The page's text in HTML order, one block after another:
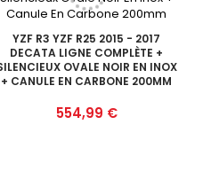
YZF R3 YZF R25 2015 - 2017
DECATA LIGNE COMPLÈTE +
OVALE NOIR EN INOX
+ CANULE EN CARBONE 200MM
Prix
554,99 €